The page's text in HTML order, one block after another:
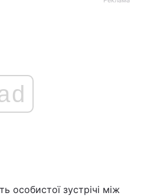
особистої зустрічі між